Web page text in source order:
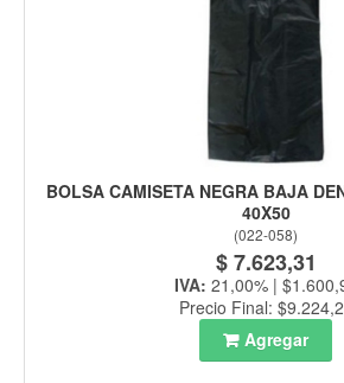
BOLSA CAMISETA NEGRA BAJA
40X50
(022-058)
$ 7.623,31
IVA: 21,00% |
Precio Final:
Agregar